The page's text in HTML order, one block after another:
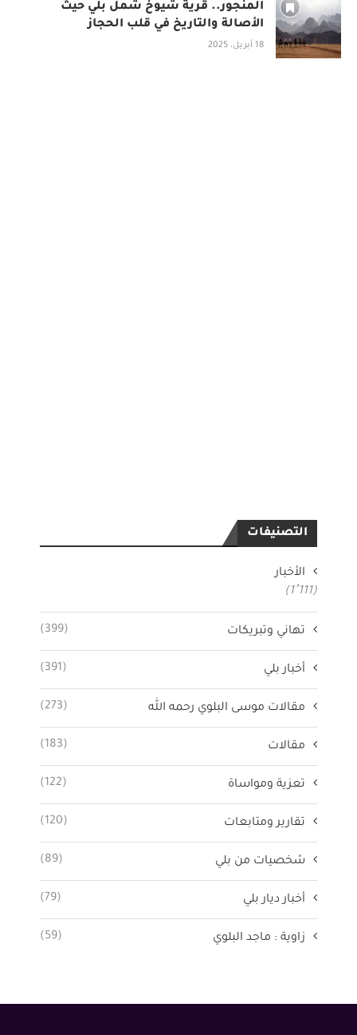
المنجور.. قرية شيوخ شمل بلي حيث
الأصالة والتاريخ في قلب الحجاز
18 أبريل، 2025
التصنيفات
الأخبار
(1٬111)
تهاني وتبريكات (399)
أخبار بلي (391)
مقالات موسى البلوي رحمه الله (273)
مقالات (183)
تعزية ومواساة (122)
تقارير ومتابعات (120)
شخصيات من بلي (89)
أخبار ديار بلي (79)
زاوية : ماجد البلوي (59)